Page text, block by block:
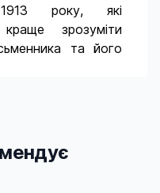
року, які
зрозуміти
та його